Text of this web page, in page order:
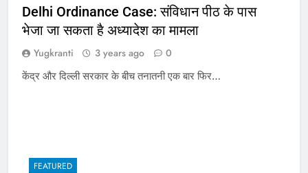
Delhi Ordinance Case: संविधान पीठ के पास
भेजा जा सकता है अध्यादेश का मामला
Yugkranti 3 years ago 0
केंद्र और दिल्ली सरकार के बीच तनातनी एक बार फिर…
FEATURED